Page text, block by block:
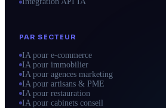
PAR SECTEUR
IA pour e-commerce
IA pour immobilier
IA pour agences marketing
IA pour artisans & PME
IA pour restauration
IA pour cabinets conseil